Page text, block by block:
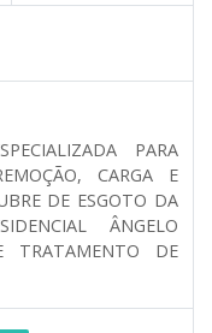
PARA
CARGA E
DE ESGOTO DA
ÂNGELO
TRATAMENTO DE